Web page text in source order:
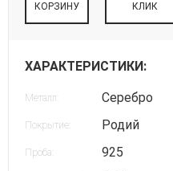
КОРЗИНУ КЛИК
ХАРАКТЕРИСТИКИ:
Металл: Серебро
Покрытие: Родий
Проба: 925